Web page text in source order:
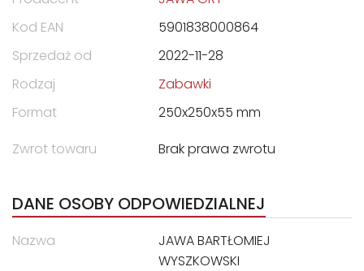
Kod EAN
5901838000864
Sprzedaż od
2022-11-28
Rodzaj
Zabawki
Format
250x250x55 mm
Zwrot towaru
Brak prawa zwrotu
DANE OSOBY ODPOWIEDZIALNEJ
Nazwa
JAWA BARTŁOMIEJ
WYSZKOWSKI